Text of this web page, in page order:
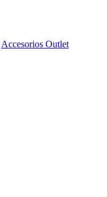
Accesorios Outlet